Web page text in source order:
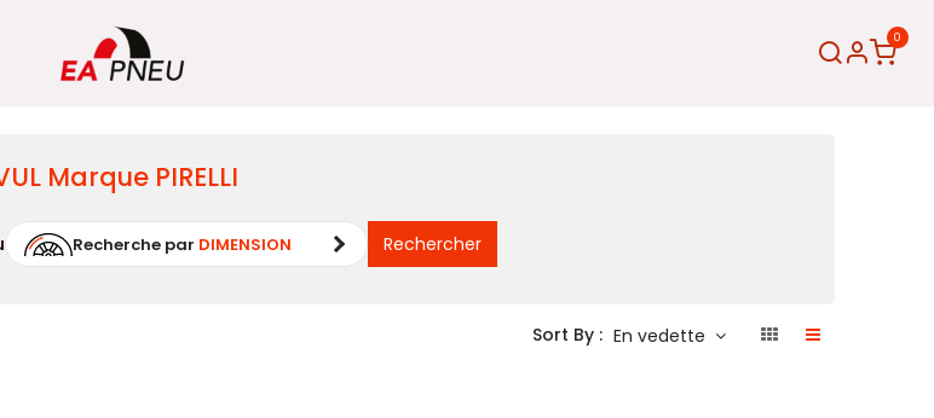
0
Marque PIRELLI
Recherche par DIMENSION Rechercher
Sort By : En vedette